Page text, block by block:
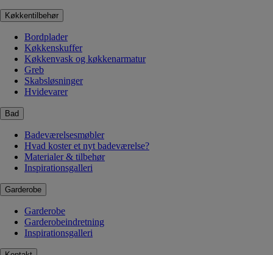
Køkkentilbehør
Bordplader
Køkkenskuffer
Køkkenvask og køkkenarmatur
Greb
Skabsløsninger
Hvidevarer
Bad
Badeværelsesmøbler
Hvad koster et nyt badeværelse?
Materialer & tilbehør
Inspirationsgalleri
Garderobe
Garderobe
Garderobeindretning
Inspirationsgalleri